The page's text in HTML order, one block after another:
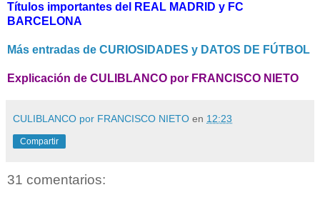
Títulos importantes del REAL MADRID y FC
BARCELONA
Más entradas de CURIOSIDADES y DATOS DE FÚTBOL
Explicación de CULIBLANCO por FRANCISCO NIETO
CULIBLANCO por FRANCISCO NIETO en 12:23
Compartir
31 comentarios: